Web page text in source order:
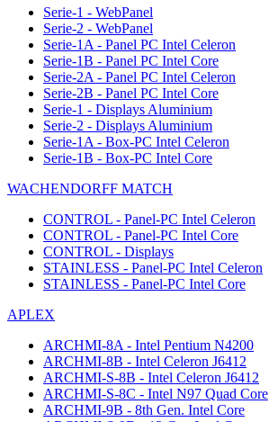
Serie-1 - WebPanel
Serie-2 - WebPanel
Serie-1A - Panel PC Intel Celeron
Serie-1B - Panel PC Intel Core
Serie-2A - Panel PC Intel Celeron
Serie-2B - Panel PC Intel Core
Serie-1 - Displays Aluminium
Serie-2 - Displays Aluminium
Serie-1A - Box-PC Intel Celeron
Serie-1B - Box-PC Intel Core
WACHENDORFF MATCH
CONTROL - Panel-PC Intel Celeron
CONTROL - Panel-PC Intel Core
CONTROL - Displays
STAINLESS - Panel-PC Intel Celeron
STAINLESS - Panel-PC Intel Core
APLEX
ARCHMI-8A - Intel Pentium N4200
ARCHMI-8B - Intel Celeron J6412
ARCHMI-S-8B - Intel Celeron J6412
ARCHMI-S-8C - Intel N97 Quad Core
ARCHMI-9B - 8th Gen. Intel Core